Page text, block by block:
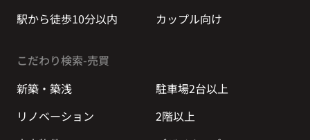
駅から徒歩10分以内
カップル向け
こだわり検索-売買
新築・築浅
駐車場2台以上
リノベーション
2階以上